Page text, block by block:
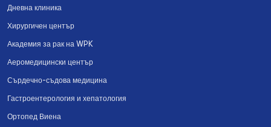
Дневна клиника
Хирургичен център
Академия за рак на WPK
Аеромедицински център
Сърдечно-съдова медицина
Гастроентерология и хепатология
Ортопед Виена